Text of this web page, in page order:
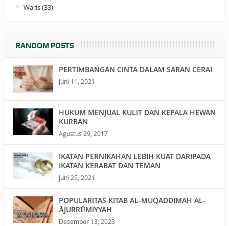
Waris(33)
RANDOM POSTS
PERTIMBANGAN CINTA DALAM SARAN CERAI
Juni 11, 2021
HUKUM MENJUAL KULIT DAN KEPALA HEWAN
KURBAN
Agustus 29, 2017
IKATAN PERNIKAHAN LEBIH KUAT DARIPADA
IKATAN KERABAT DAN TEMAN
Juni 25, 2021
POPULARITAS KITAB AL-MUQADDIMAH AL-
ĀJURRŪMIYYAH
Desember 13, 2023